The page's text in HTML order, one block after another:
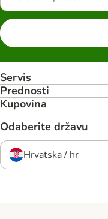
Servis
Prednosti
Kupovina
Odaberite državu
Hrvatska / hr